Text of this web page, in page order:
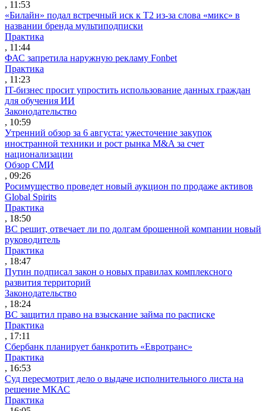
, 11:53
«Билайн» подал встречный иск к Т2 из-за слова «микс» в
названии бренда мультиподписки
Практика
, 11:44
ФАС запретила наружную рекламу Fonbet
Практика
, 11:23
IT-бизнес просит упростить использование данных граждан
для обучения ИИ
Законодательство
, 10:59
Утренний обзор за 6 августа: ужесточение закупок
иностранной техники и рост рынка M&A за счет
национализации
Обзор СМИ
, 09:26
Росимущество проведет новый аукцион по продаже активов
Global Spirits
Практика
, 18:50
ВС решит, отвечает ли по долгам брошенной компании новый
руководитель
Практика
, 18:47
Путин подписал закон о новых правилах комплексного
развития территорий
Законодательство
, 18:24
ВС защитил право на взыскание займа по расписке
Практика
, 17:11
Сбербанк планирует банкротить «Евротранс»
Практика
, 16:53
Суд пересмотрит дело о выдаче исполнительного листа на
решение МКАС
Практика